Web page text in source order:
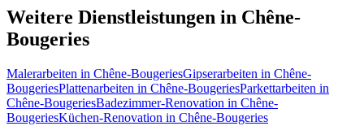
Weitere Dienstleistungen in Chêne-
Bougeries
Malerarbeiten in Chêne-BougeriesGipserarbeiten in Chêne-
BougeriesPlattenarbeiten in Chêne-BougeriesParkettarbeiten in
Chêne-BougeriesBadezimmer-Renovation in Chêne-
BougeriesKüchen-Renovation in Chêne-Bougeries